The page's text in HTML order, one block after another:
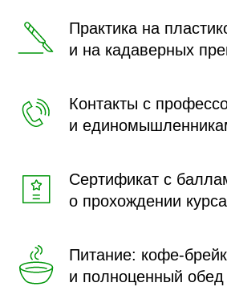
Практика на
и на кадаверных
Контакты с
и
Сертификат с
о прохождении курса
Питание: кофе-
и полноценный обед